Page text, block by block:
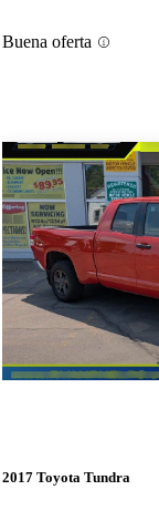
Buena oferta
2017 Toyota Tundra